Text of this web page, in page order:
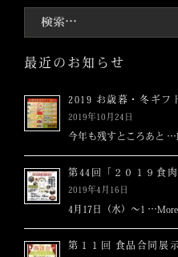
稿
ナ
ビ
ゲ
ー
シ
ョ
索:
最近のお知らせ
2019 お歳暮・冬ギフ
2019年10月24日
今年も残すところあと …
第44回「２０１９食
2019年4月16日
4月17日（水）～1 …
第１１回 食品合同展